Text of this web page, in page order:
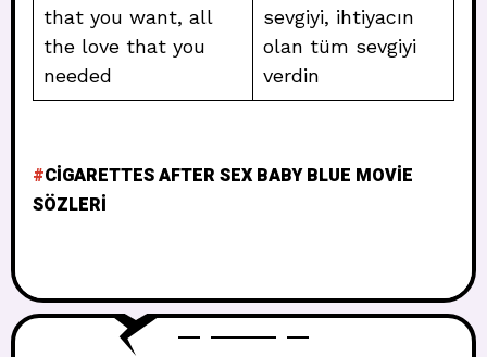
that you want, all
the love that you
needed
sevgiyi, ihtiyacın
olan tüm sevgiyi
verdin
CIGARETTES AFTER SEX BABY BLUE MOVIE
SÖZLERI